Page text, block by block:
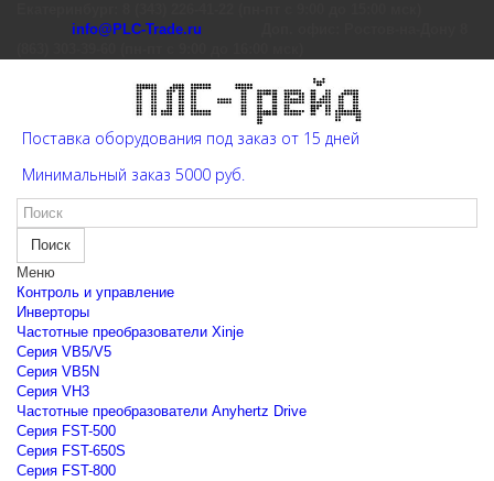
info@PLC-Trade.ru
Поставка оборудования под заказ от 15 дней
Минимальный заказ 5000 руб.
Поиск
Меню
Контроль и управление
Инверторы
Частотные преобразователи Xinje
Cерия VB5/V5
Cерия VB5N
Cерия VH3
Частотные преобразователи Anyhertz Drive
Серия FST-500
Серия FST-650S
Серия FST-800